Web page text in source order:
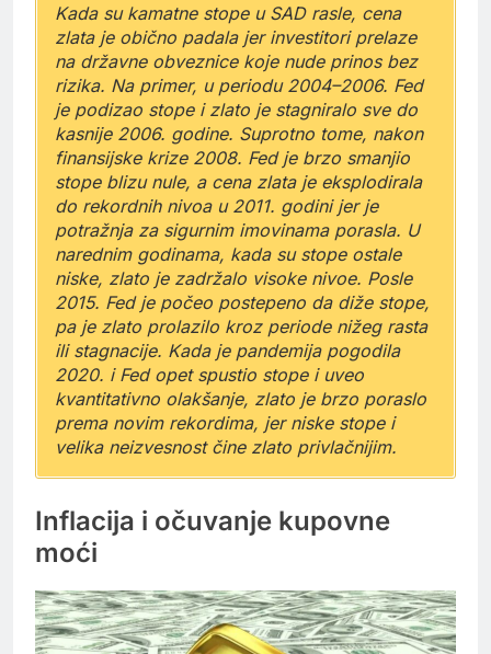
Kada su kamatne stope u SAD rasle, cena
zlata je obično padala jer investitori prelaze
na državne obveznice koje nude prinos bez
rizika. Na primer, u periodu 2004–2006. Fed
je podizao stope i zlato je stagniralo sve do
kasnije 2006. godine. Suprotno tome, nakon
finansijske krize 2008. Fed je brzo smanjio
stope blizu nule, a cena zlata je eksplodirala
do rekordnih nivoa u 2011. godini jer je
potražnja za sigurnim imovinama porasla. U
narednim godinama, kada su stope ostale
niske, zlato je zadržalo visoke nivoe. Posle
2015. Fed je počeo postepeno da diže stope,
pa je zlato prolazilo kroz periode nižeg rasta
ili stagnacije. Kada je pandemija pogodila
2020. i Fed opet spustio stope i uveo
kvantitativno olakšanje, zlato je brzo poraslo
prema novim rekordima, jer niske stope i
velika neizvesnost čine zlato privlačnijim.
Inflacija i očuvanje kupovne
moći